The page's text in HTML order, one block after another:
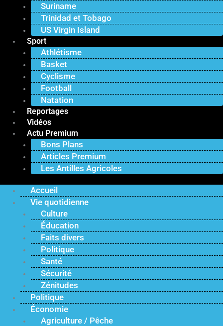
Suriname
Trinidad et Tobago
US Virgin Island
Sport
Athlétisme
Basket
Cyclisme
Football
Natation
Reportages
Vidéos
Actu Premium
Bons Plans
Articles Premium
Les Antilles Agricoles
Accueil
Vie quotidienne
Culture
Éducation
Faits divers
Politique
Santé
Sécurité
Zénitudes
Politique
Économie
Agriculture / Pêche